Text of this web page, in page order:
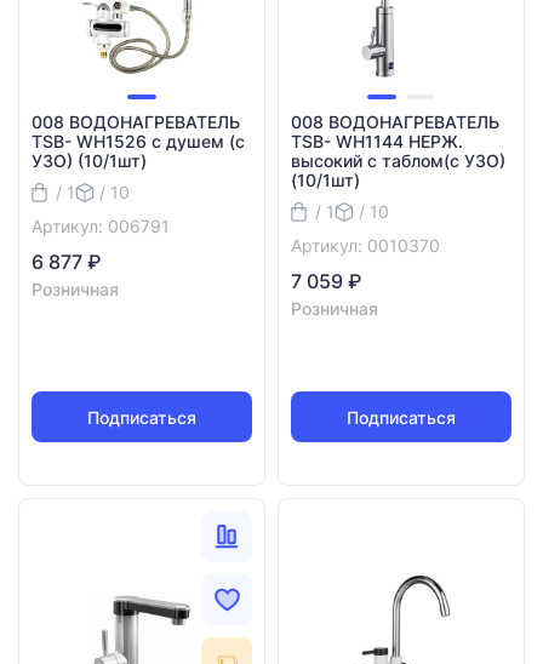
008 ВОДОНАГРЕВАТЕЛЬ
TSB- WH1526 с душем (с
УЗО) (10/1шт)
/ 1
/ 10
Артикул: 006791
6 877 ₽
Розничная
Подписаться
008 ВОДОНАГРЕВАТЕЛЬ
TSB- WH1144 НЕРЖ.
высокий с таблом(с УЗО)
(10/1шт)
/ 1
/ 10
Артикул: 0010370
7 059 ₽
Розничная
Подписаться